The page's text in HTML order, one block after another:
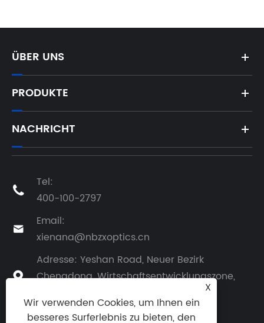
ÜBER UNS
PRODUKTE
NACHRICHT

Tel:
400-100-2797

Email:
xienana@nbzxoptics.cn

Adresse: Yeshan Road, Neuer Bezirk
Chengdong, Wirtschaftsentwicklungszone,
X
Wir verwenden Cookies, um Ihnen ein
besseres Surferlebnis zu bieten, den